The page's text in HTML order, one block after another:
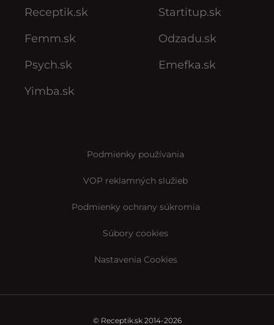
Receptik.sk
Femm.sk
Psych.sk
Yimba.sk
Startitup.sk
Odzadu.sk
Emefka.sk
Podmienky používania
VOP reklamných služieb
Podmienky ochrany súkromia
Súbory cookies
Nastavenia Cookies
© Receptik.sk 2014-2026